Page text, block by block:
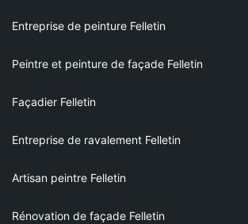
Entreprise de peinture Felletin
Peintre et peinture de façade Felletin
Façadier Felletin
Entreprise de ravalement Felletin
Artisan peintre Felletin
Rénovation de façade Felletin